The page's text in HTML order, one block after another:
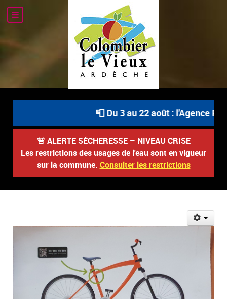
📮 Du 3 au 22 août : l'Agence
🚨 ALERTE SÉCHERESSE – NIVEAU CRISE
Les restrictions des usages de l'eau sont en vigueur
sur la commune. Consulter les restrictions